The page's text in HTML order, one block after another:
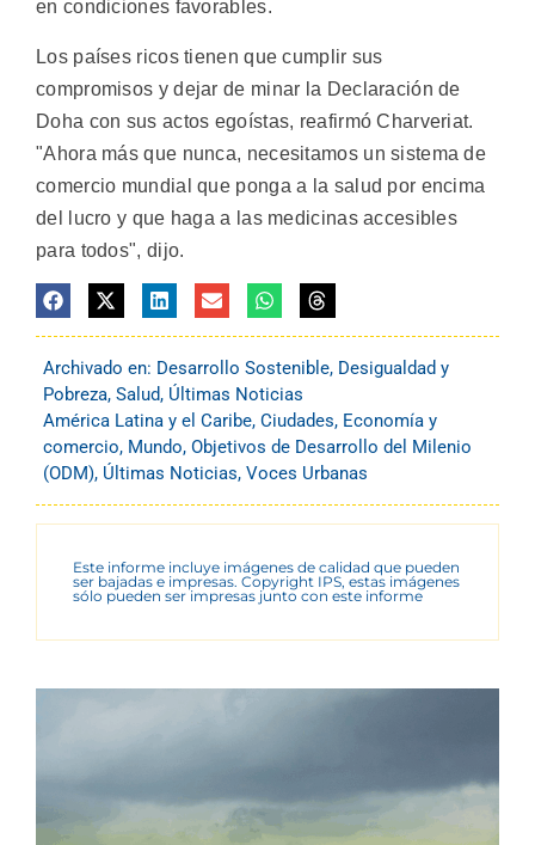
en condiciones favorables.
Los países ricos tienen que cumplir sus
compromisos y dejar de minar la Declaración de
Doha con sus actos egoístas, reafirmó Charveriat.
"Ahora más que nunca, necesitamos un sistema de
comercio mundial que ponga a la salud por encima
del lucro y que haga a las medicinas accesibles
para todos", dijo.
Archivado en: Desarrollo Sostenible, Desigualdad y
Pobreza, Salud, Últimas Noticias
América Latina y el Caribe, Ciudades, Economía y
comercio, Mundo, Objetivos de Desarrollo del Milenio
(ODM), Últimas Noticias, Voces Urbanas
Este informe incluye imágenes de calidad que pueden
ser bajadas e impresas. Copyright IPS, estas imágenes
sólo pueden ser impresas junto con este informe